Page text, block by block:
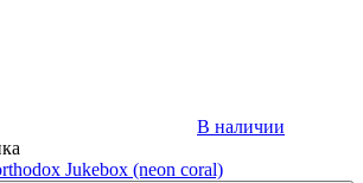
В наличии
Jukebox (neon coral)